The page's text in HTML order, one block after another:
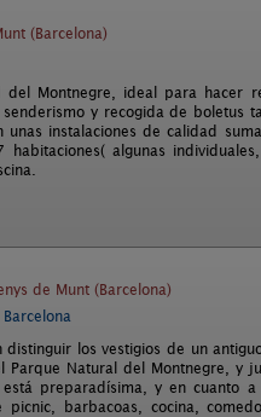
(Barcelona)
Montnegre, ideal para hacer
y recogida de boletus
instalaciones de calidad
algunas
de Munt (Barcelona)
los vestigios de un
Natural del Montnegre, y
preparadísima, y en cuanto a
barbacoas, cocina,